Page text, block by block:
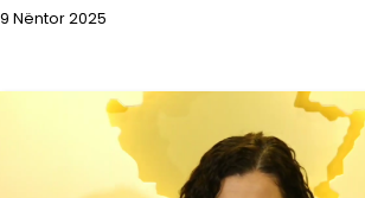
9 Nëntor 2025